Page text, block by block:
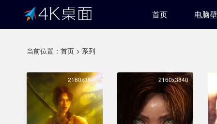
首页 电脑
当前位置： 首页 > 系列
2160x3840 2160x3840